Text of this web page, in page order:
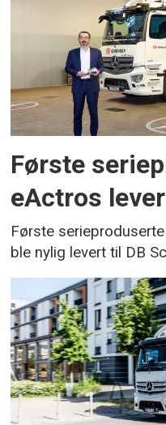
Første
eActros
Første
ble nylig levert til DB